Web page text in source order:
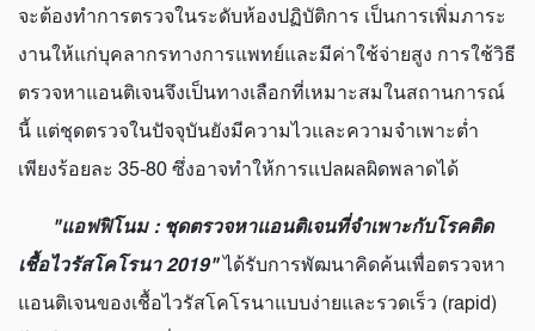
จะต้องทำการตรวจในระดับห้องปฏิบัติการ เป็นการเพิ่มภาระ
งานให้แก่บุคลากรทางการแพทย์และมีค่าใช้จ่ายสูง การใช้วิธี
ตรวจหาแอนติเจนจึงเป็นทางเลือกที่เหมาะสมในสถานการณ์
นี้ แต่ชุดตรวจในปัจจุบันยังมีความไวและความจำเพาะต่ำ
เพียงร้อยละ 35-80 ซึ่งอาจทำให้การแปลผลผิดพลาดได้
"แอฟฟิโนม : ชุดตรวจหาแอนติเจนที่จําเพาะกับโรคติด
เชื้อไวรัสโคโรนา 2019"ได้รับการพัฒนาคิดค้นเพื่อตรวจหา
แอนติเจนของเชื้อไวรัสโคโรนาแบบง่ายและรวดเร็ว (rapid)